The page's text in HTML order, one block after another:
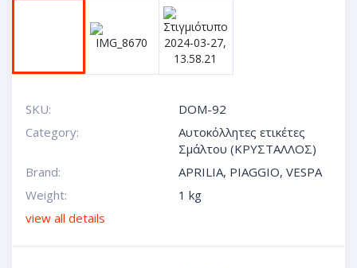
SKU:
DOM-92
Category:
Αυτοκόλλητες ετικέτες
Σμάλτου (ΚΡΥΣΤΑΛΛΟΣ)
Brand:
APRILIA, PIAGGIO, VESPA
Weight:
1 kg
view all details